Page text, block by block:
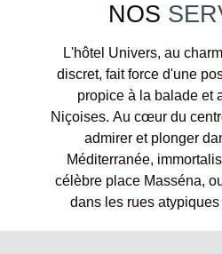
NOS
L'hôtel Univers, au
discret, fait force d'une
propice à la balade et
Niçoises. Au cœur du
admirer et plonger
Méditerranée,
célèbre place Masséna,
dans les rues